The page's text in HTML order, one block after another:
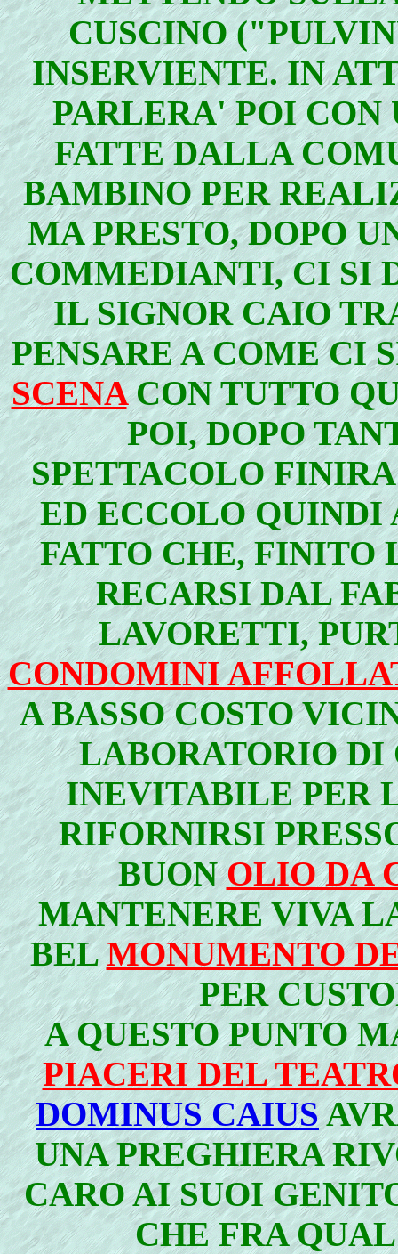
CUSCINO
INSERVIENTE. IN
PARLERA' POI CON
FATTE DALLA
BAMBINO PER
MA PRESTO, DOPO
COMMEDIANTI, CI SI
IL SIGNOR CAIO
PENSARE A COME CI
SCENA CON TUTTO
POI, DOPO
SPETTACOLO
ED ECCOLO QUINDI
FATTO CHE, FINITO
RECARSI DAL
LAVORETTI,
CONDOMINI
A BASSO COSTO
LABORATORIO
INEVITABILE PER
RIFORNIRSI
BUONOLIO DA
MANTENERE VIVA
BELMONUMENTO
PER
A QUESTO PUNTO
PIACERI DEL
DOMINUS CAIUS
UNA PREGHIERA
CARO AI SUOI
CHE FRA